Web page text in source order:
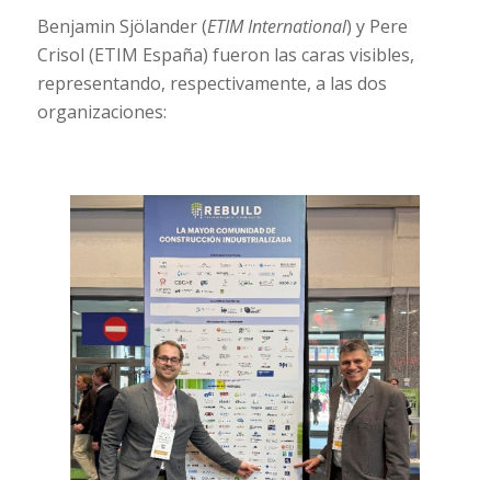
Benjamin Sjölander (ETIM International) y Pere
Crisol (ETIM España) fueron las caras visibles,
representando, respectivamente, a las dos
organizaciones: